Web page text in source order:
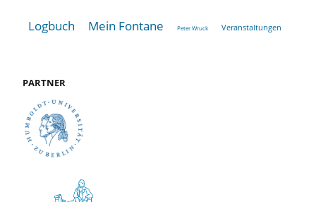
Logbuch Mein Fontane Peter Wruck Veranstaltungen
PARTNER